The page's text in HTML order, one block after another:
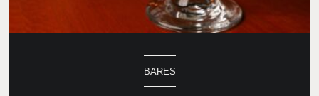
BARES